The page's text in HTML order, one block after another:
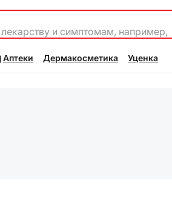
и симптомам, например,
Аптеки Дермакосметика Уценка